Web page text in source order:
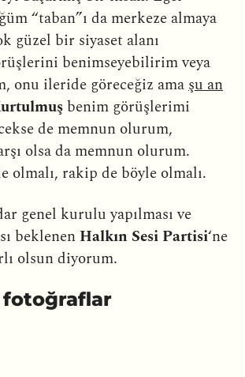
“taban”ı da merkeze almaya
güzel bir siyaset alanı
benimseyebilirim veya
onu ileride göreceğiz amaşu an
benim görüşlerimi
de memnun olurum,
olsa da memnun olurum.
olmalı, rakip de böyle olmalı.
genel kurulu yapılması ve
beklenen Halkın Sesi Partisi‘ne
olsun diyorum.